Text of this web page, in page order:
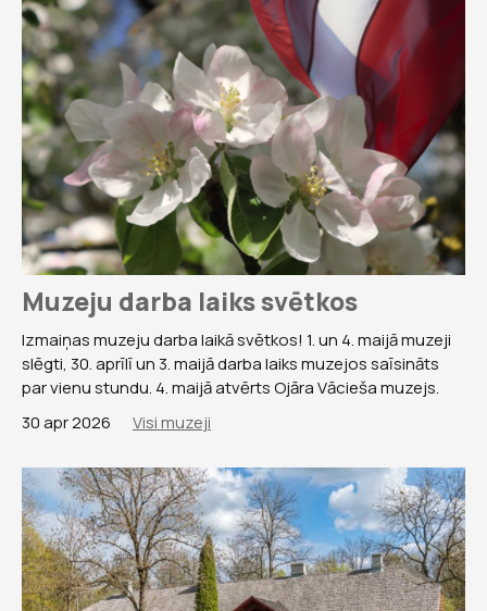
Muzeju darba laiks svētkos
Izmaiņas muzeju darba laikā svētkos! 1. un 4. maijā muzeji
slēgti, 30. aprīlī un 3. maijā darba laiks muzejos saīsināts
par vienu stundu. 4. maijā atvērts Ojāra Vācieša muzejs.
30 apr 2026
Visi muzeji